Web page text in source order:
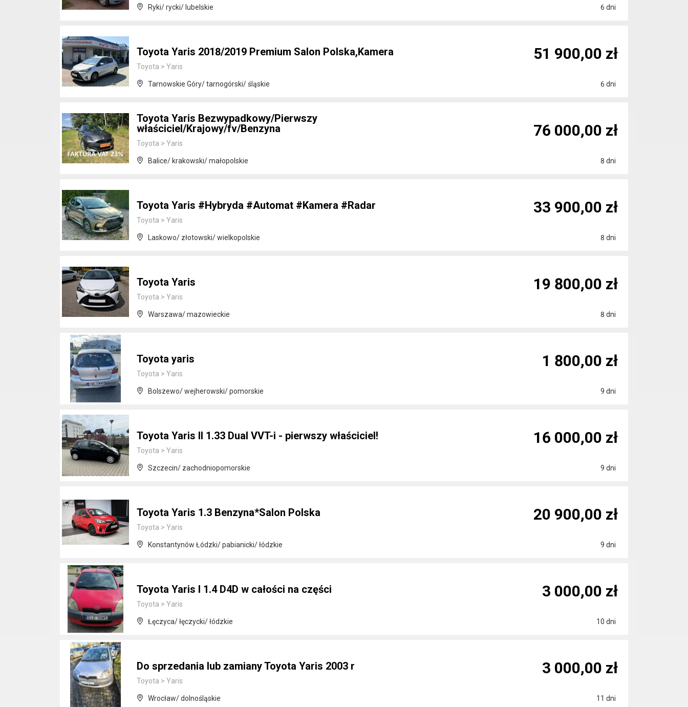
Ryki/ rycki/ lubelskie 6 dni
Toyota Yaris 2018/2019 Premium Salon Polska,Kamera
Toyota > Yaris
Tarnowskie Góry/ tarnogórski/ śląskie 6 dni
51 900,00 zł
Toyota Yaris Bezwypadkowy/Pierwszy
właściciel/Krajowy/fv/Benzyna
Toyota > Yaris
Balice/ krakowski/ małopolskie 8 dni
76 000,00 zł
Toyota Yaris #Hybryda #Automat #Kamera #Radar
Toyota > Yaris
Laskowo/ złotowski/ wielkopolskie 8 dni
33 900,00 zł
Toyota Yaris
Toyota > Yaris
Warszawa/ mazowieckie 8 dni
19 800,00 zł
Toyota yaris
Toyota > Yaris
Bolszewo/ wejherowski/ pomorskie 9 dni
1 800,00 zł
Toyota Yaris II 1.33 Dual VVT-i - pierwszy właściciel!
Toyota > Yaris
Szczecin/ zachodniopomorskie 9 dni
16 000,00 zł
Toyota Yaris 1.3 Benzyna*Salon Polska
Toyota > Yaris
Konstantynów Łódzki/ pabianicki/ łódzkie 9 dni
20 900,00 zł
Toyota Yaris I 1.4 D4D w całości na części
Toyota > Yaris
Łęczyca/ łęczycki/ łódzkie 10 dni
3 000,00 zł
Do sprzedania lub zamiany Toyota Yaris 2003 r
Toyota > Yaris
Wrocław/ dolnośląskie 11 dni
3 000,00 zł